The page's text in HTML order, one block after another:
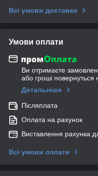
Всі умови доставки
Умови оплати
Ви отримаєте
або гроші повернуться
Детальніше
Післяплата
Оплата на рахунок
Виставлення рахунка
Всі умови оплати